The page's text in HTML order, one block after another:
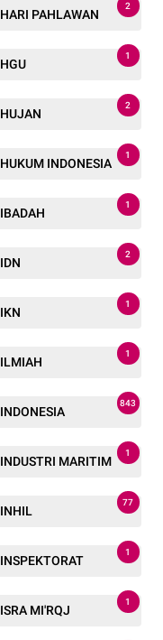
HARI PAHLAWAN
2
HGU
1
HUJAN
2
HUKUM INDONESIA
1
IBADAH
1
IDN
2
IKN
1
ILMIAH
1
INDONESIA
843
INDUSTRI MARITIM
1
INHIL
77
INSPEKTORAT
1
ISRA MI'RQJ
1